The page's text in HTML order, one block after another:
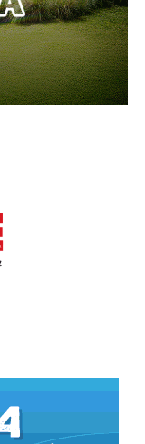
red
personas que
50 camas.
del San